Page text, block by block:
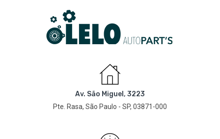
Av. São Miguel, 3223
Pte. Rasa, São Paulo - SP, 03871-000